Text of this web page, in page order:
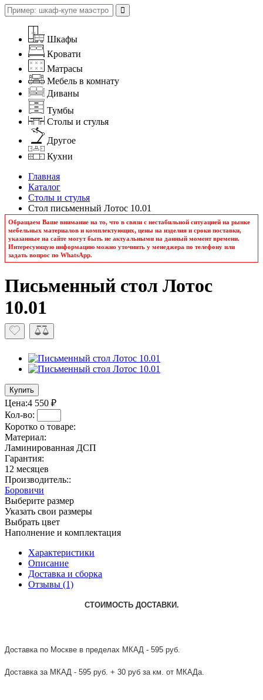
Шкафы
Кровати
Матрасы
Мебель в комнату
Диваны
Тумбы
Столы и стулья
Другое
Кухни
Главная
Каталог
Столы и стулья
Стол письменный Лотос 10.01
Обращаем Ваше внимание на то, что в связи с нестабильной ситуацией на рынке
мебельных материалов и комплектующих, цены на изделия и сроки поставки,
указанные на сайте могут быть не актуальными на данный момент времени.
Интересующую информацию можно уточнить у менеджера по телефону или
задать вопрос по WhatsApp.
Письменный стол Лотос
10.01
Купить
Цена:4 550 ₽
Кол-во:
Коротко о товаре:
Материал:
Ламинированная ДСП
Гарантия:
12 месяцев
Производитель::
Боровичи
Выберите размер
Указать свои размеры
Выбрать цвет
Наполнение и комплектация
Характеристики
Описание
Доставка и сборка
Отзывы (1)
СТОИМОСТЬ ДОСТАВКИ.
Доставка по Москве в пределах МКАД - 595 руб.
Доставка за МКАД - 595 руб. + 30 руб за км. от МКАДа.